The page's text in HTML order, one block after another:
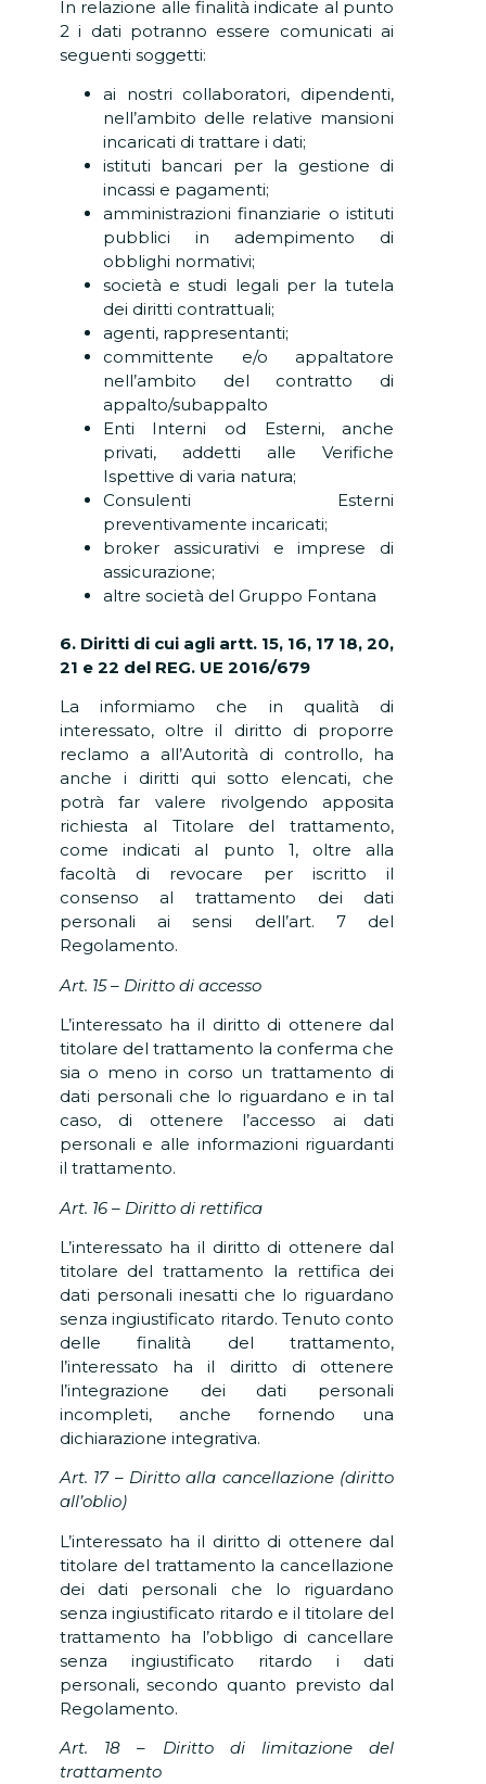
In relazione alle finalità indicate al punto
2 i dati potranno essere comunicati ai
seguenti soggetti:
ai nostri collaboratori, dipendenti,
nell’ambito delle relative mansioni
incaricati di trattare i dati;
istituti bancari per la gestione di
incassi e pagamenti;
amministrazioni finanziarie o istituti
pubblici in adempimento di
obblighi normativi;
società e studi legali per la tutela
dei diritti contrattuali;
agenti, rappresentanti;
committente e/o appaltatore
nell’ambito del contratto di
appalto/subappalto
Enti Interni od Esterni, anche
privati, addetti alle Verifiche
Ispettive di varia natura;
Consulenti Esterni
preventivamente incaricati;
broker assicurativi e imprese di
assicurazione;
altre società del Gruppo Fontana
6. Diritti di cui agli artt. 15, 16, 17 18, 20,
21 e 22 del REG. UE 2016/679
La informiamo che in qualità di
interessato, oltre il diritto di proporre
reclamo a all’Autorità di controllo, ha
anche i diritti qui sotto elencati, che
potrà far valere rivolgendo apposita
richiesta al Titolare del trattamento,
come indicati al punto 1, oltre alla
facoltà di revocare per iscritto il
consenso al trattamento dei dati
personali ai sensi dell’art. 7 del
Regolamento.
Art. 15 – Diritto di accesso
L’interessato ha il diritto di ottenere dal
titolare del trattamento la conferma che
sia o meno in corso un trattamento di
dati personali che lo riguardano e in tal
caso, di ottenere l’accesso ai dati
personali e alle informazioni riguardanti
il trattamento.
Art. 16 – Diritto di rettifica
L’interessato ha il diritto di ottenere dal
titolare del trattamento la rettifica dei
dati personali inesatti che lo riguardano
senza ingiustificato ritardo. Tenuto conto
delle finalità del trattamento,
l’interessato ha il diritto di ottenere
l’integrazione dei dati personali
incompleti, anche fornendo una
dichiarazione integrativa.
Art. 17 – Diritto alla cancellazione (diritto
all’oblio)
L’interessato ha il diritto di ottenere dal
titolare del trattamento la cancellazione
dei dati personali che lo riguardano
senza ingiustificato ritardo e il titolare del
trattamento ha l’obbligo di cancellare
senza ingiustificato ritardo i dati
personali, secondo quanto previsto dal
Regolamento.
Art. 18 – Diritto di limitazione del
trattamento